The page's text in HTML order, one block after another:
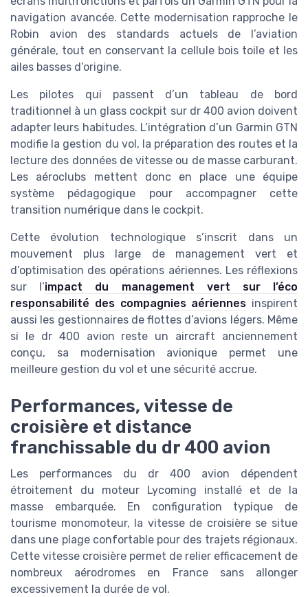
navigation avancée. Cette modernisation rapproche le
Robin avion des standards actuels de l’aviation
générale, tout en conservant la cellule bois toile et les
ailes basses d’origine.
Les pilotes qui passent d’un tableau de bord
traditionnel à un glass cockpit sur dr 400 avion doivent
adapter leurs habitudes. L’intégration d’un Garmin GTN
modifie la gestion du vol, la préparation des routes et la
lecture des données de vitesse ou de masse carburant.
Les aéroclubs mettent donc en place une équipe
système pédagogique pour accompagner cette
transition numérique dans le cockpit.
Cette évolution technologique s’inscrit dans un
mouvement plus large de management vert et
d’optimisation des opérations aériennes. Les réflexions
sur l’impact du management vert sur l’éco
responsabilité des compagnies aériennes inspirent
aussi les gestionnaires de flottes d’avions légers. Même
si le dr 400 avion reste un aircraft anciennement
conçu, sa modernisation avionique permet une
meilleure gestion du vol et une sécurité accrue.
Performances, vitesse de
croisière et distance
franchissable du dr 400 avion
Les performances du dr 400 avion dépendent
étroitement du moteur Lycoming installé et de la
masse embarquée. En configuration typique de
tourisme monomoteur, la vitesse de croisière se situe
dans une plage confortable pour des trajets régionaux.
Cette vitesse croisière permet de relier efficacement de
nombreux aérodromes en France sans allonger
excessivement la durée de vol.